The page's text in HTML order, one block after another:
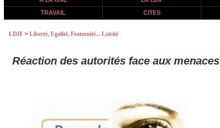
TRAVAIL
CITES
LDIF > Liberté, Egalité, Fraternité... Laïcité
Réaction des autorités face aux